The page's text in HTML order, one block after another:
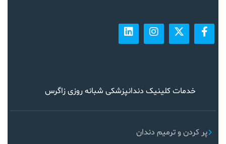
خدمات کلینیک دندانپزشکی شبانه روزی زاگرس
پر کردن و ترمیم دندان